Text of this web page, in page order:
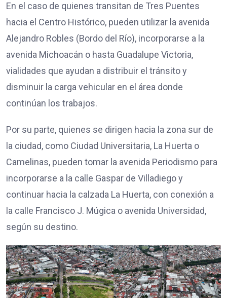
En el caso de quienes transitan de Tres Puentes
hacia el Centro Histórico, pueden utilizar la avenida
Alejandro Robles (Bordo del Río), incorporarse a la
avenida Michoacán o hasta Guadalupe Victoria,
vialidades que ayudan a distribuir el tránsito y
disminuir la carga vehicular en el área donde
continúan los trabajos.
Por su parte, quienes se dirigen hacia la zona sur de
la ciudad, como Ciudad Universitaria, La Huerta o
Camelinas, pueden tomar la avenida Periodismo para
incorporarse a la calle Gaspar de Villadiego y
continuar hacia la calzada La Huerta, con conexión a
la calle Francisco J. Múgica o avenida Universidad,
según su destino.